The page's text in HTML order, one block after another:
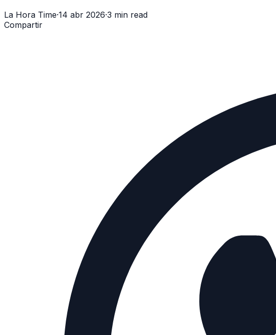
La Hora Time·14 abr 2026·3 min read
Compartir